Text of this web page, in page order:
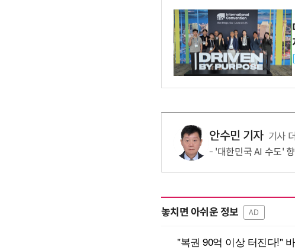
안수민 기자 기사
'대한민국 AI 수도'
놓치면 아쉬운 정보 AD